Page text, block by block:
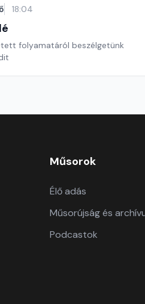
18:04
folyamatáról beszélgetünk
Műsorok
Élő adás
Műsorújság és
Podcastok